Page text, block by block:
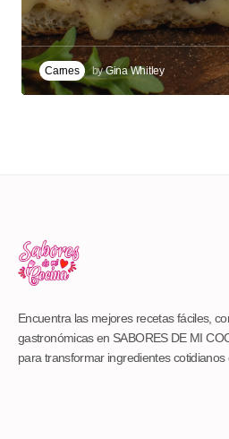
Carnes byGina Whitley
Encuentra las mejores recetas fáciles,
gastronómicas en SABORES DE MI
para transformar ingredientes cotidianos